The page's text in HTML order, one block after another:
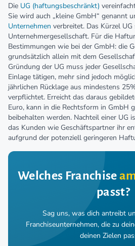
Die UG (haftungsbeschränkt)
Sie wird auch „kleine GmbH“ genannt
Unternehmen verbreitet. Das Kürzel
Unternehmergesellschaft. Für die
Bestimmungen wie bei der GmbH: die
grundsätzlich allein mit dem
Gründung der UG muss jeder
Einlage tätigen, mehr sind jedoch
jährlichen Rücklage aus mindestens
verpflichtet. Erreicht das daraus
Euro, kann in die Rechtsform in GmbH
beibehalten werden. Nachteil einer UG
das Kunden wie Geschäftspartner ihr
aufgrund der potenziell geringeren
Welches Franchise
passt?
Sag uns, was dich antreibt
Franchiseunternehmen, die zu
deinen Zielen